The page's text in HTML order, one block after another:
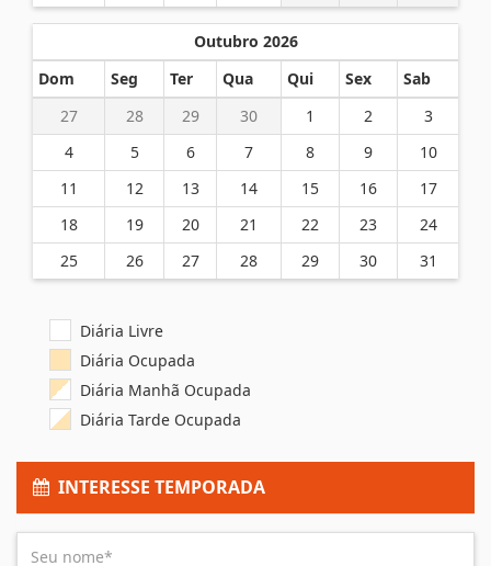
Outubro 2026
Dom
Seg Ter Qua Qui Sex
Sab
27
28 29 30 1 2
3
4
5 6 7 8 9
10
11
12 13 14 15 16
17
18
19 20 21 22 23
24
25
26 27 28 29 30 31
Diária Livre
Diária Ocupada
Diária Manhã Ocupada
Diária Tarde Ocupada
INTERESSE TEMPORADA